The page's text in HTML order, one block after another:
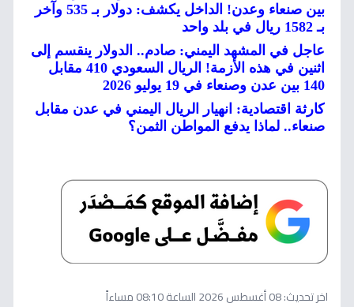
بين صنعاء وعدن! الداخل يكشف: دولار بـ 535 وآخر
بـ 1582 ريال في بلد واحد
عاجل في المشهد اليمني: صادم.. الدولار ينقسم إلى
اثنين في هذه الأزمة! الريال السعودي 410 مقابل
140 بين عدن وصنعاء في 19 يوليو 2026
كارثة اقتصادية: انهيار الريال اليمني في عدن مقابل
صنعاء.. لماذا يدفع المواطن الثمن؟
اخر تحديث:08 أغسطس 2026 الساعة 08:10 مساءاً